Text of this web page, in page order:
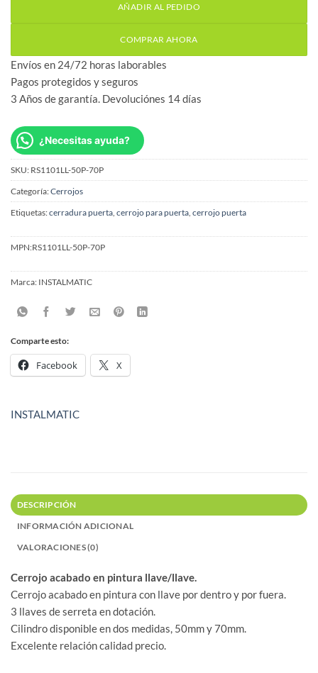
AÑADIR AL PEDIDO
COMPRAR AHORA
Envíos en 24/72 horas laborables
Pagos protegidos y seguros
3 Años de garantía. Devoluciónes 14 días
¿Necesitas ayuda?
SKU: RS1101LL-50P-70P
Categoría:Cerrojos
Etiquetas:cerradura puerta cerrojo para puerta cerrojo puerta
MPN:RS1101LL-50P-70P
Marca: INSTALMATIC
Comparte esto:
Facebook X
INSTALMATIC
DESCRIPCIÓN
INFORMACIÓN ADICIONAL
VALORACIONES (0)
Cerrojo acabado en pintura llave/llave.
Cerrojo acabado en pintura con llave por dentro y por fuera.
3 llaves de serreta en dotación.
Cilindro disponible en dos medidas, 50mm y 70mm.
Excelente relación calidad precio.